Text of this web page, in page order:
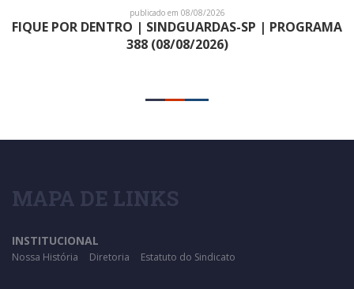
publicado em 08/08/2026
FIQUE POR DENTRO | SINDGUARDAS-SP | PROGRAMA
388 (08/08/2026)
MAPA DE LINKS
INSTITUCIONAL
Nossa História Diretoria Estatuto do Sindicato